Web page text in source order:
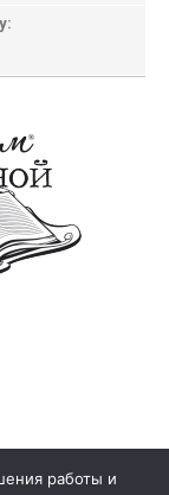
стр. 1
работы и